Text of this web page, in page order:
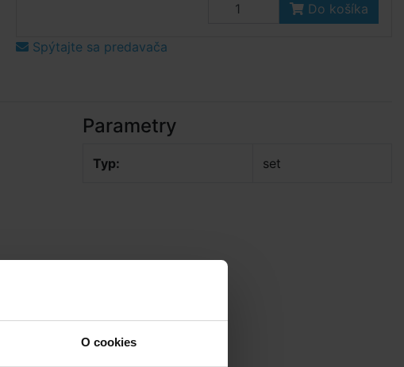
O cookies
Do košíka
Spýtajte sa predavača
Parametry
Typ: set